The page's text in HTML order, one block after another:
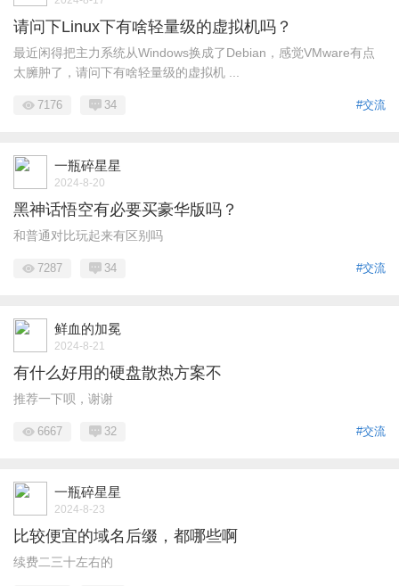
请问下Linux下有啥轻量级的虚拟机吗？
最近闲得把主力系统从Windows换成了Debian，感觉VMware有点
太臃肿了，请问下有啥轻量级的虚拟机 ...
#交流
7176 34
一瓶碎星星
2024-8-20
黑神话悟空有必要买豪华版吗？
和普通对比玩起来有区别吗
#交流
7287 34
鲜血的加冕
2024-8-21
有什么好用的硬盘散热方案不
推荐一下呗，谢谢
#交流
6667 32
一瓶碎星星
2024-8-23
比较便宜的域名后缀，都哪些啊
续费二三十左右的